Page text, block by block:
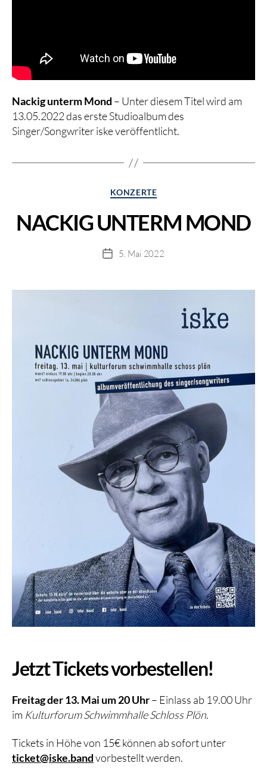
Nackig unterm Mond – Unter diesem Titel wird am
13.05.2022 das erste Studioalbum des
Singer/Songwriter iske veröffentlicht.
Kategorien
KONZERTE
NACKIG UNTERM MOND
Beitragsdatum
5. Mai 2022
Jetzt Tickets vorbestellen!
Freitag der 13. Mai um 20 Uhr– Einlass ab 19.00 Uhr
im Kulturforum Schwimmhalle Schloss Plön.
Tickets in Höhe von 15€ können ab sofort unter
ticket@iske.bandvorbestellt werden.